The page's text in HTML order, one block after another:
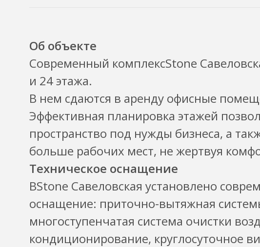
Об объекте
Современный комплексStone
и 24 этажа.
В нем сдаются в аренду офисные
Эффективная планировка этажей
пространство под нужды бизнеса, а
больше рабочих мест, не жертвуя
Техническое оснащение
ВStone Савеловская установлено
оснащение: приточно-вытяжная
многоступенчатая система очистки
кондиционирование, круглосуточное